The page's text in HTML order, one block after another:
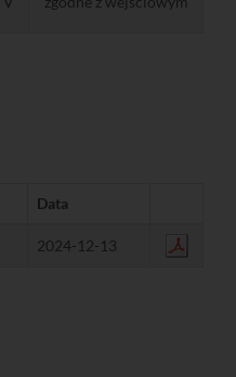
Data
2024-12-13